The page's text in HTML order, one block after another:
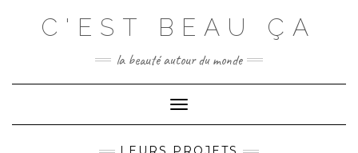
C'EST BEAU ÇA
la beauté autour du monde
Toggle